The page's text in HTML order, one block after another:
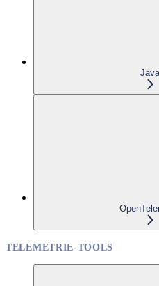
Java
TELEMETRIE-TOOLS